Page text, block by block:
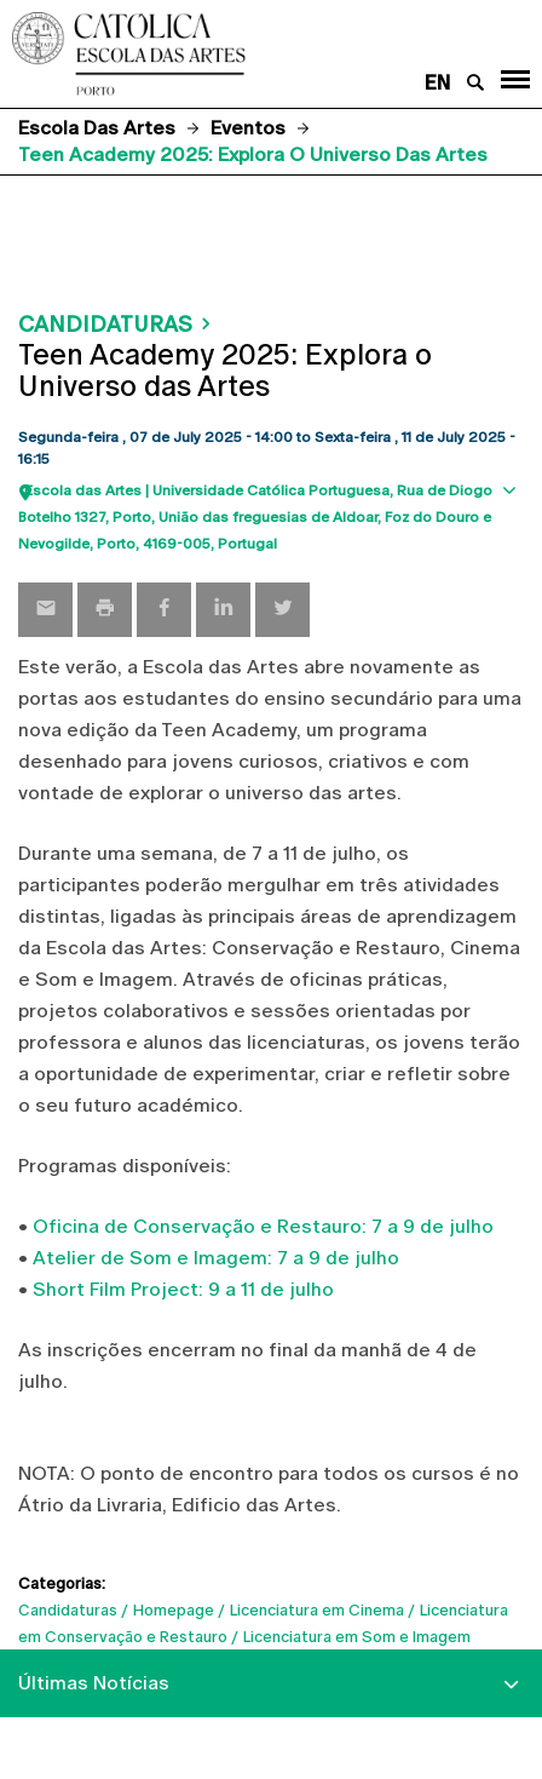
EN
Escola Das Artes
Eventos
Teen Academy 2025: Explora O Universo Das Artes
CANDIDATURAS
Teen Academy 2025: Explora o
Universo das Artes
Segunda-feira , 07 de July 2025 - 14:00to Sexta-feira , 11 de July 2025 -
16:15
Escola das Artes | Universidade Católica Portuguesa Rua de Diogo
Botelho 1327 Porto União das freguesias de Aldoar, Foz do Douro e
Nevogilde, Porto 4169-005 Portugal
Este verão, a Escola das Artes abre novamente as
portas aos estudantes do ensino secundário para uma
nova edição da Teen Academy, um programa
desenhado para jovens curiosos, criativos e com
vontade de explorar o universo das artes.
Durante uma semana, de 7 a 11 de julho, os
participantes poderão mergulhar em três atividades
distintas, ligadas às principais áreas de aprendizagem
da Escola das Artes: Conservação e Restauro, Cinema
e Som e Imagem. Através de oficinas práticas,
projetos colaborativos e sessões orientadas por
professora e alunos das licenciaturas, os jovens terão
a oportunidade de experimentar, criar e refletir sobre
o seu futuro académico.
Programas disponíveis:
• Oficina de Conservação e Restauro: 7 a 9 de julho
• Atelier de Som e Imagem: 7 a 9 de julho
• Short Film Project: 9 a 11 de julho
As inscrições encerram no final da manhã de 4 de
julho.
NOTA: O ponto de encontro para todos os cursos é no
Átrio da Livraria, Edificio das Artes.
Categorias:
Candidaturas
Homepage Licenciatura em Cinema
Licenciatura
em Conservação e Restauro
Licenciatura em Som e Imagem
Últimas Notícias